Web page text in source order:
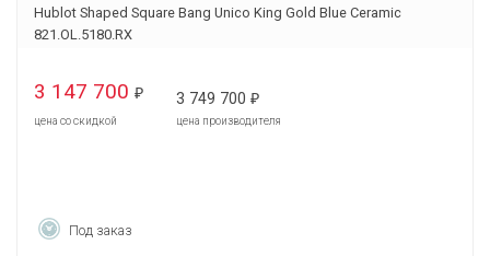
Hublot Shaped Square Bang Unico King Gold Blue Ceramic
821.OL.5180.RX
3 147 700 ₽
цена со скидкой
3 749 700 ₽
цена производителя
Под заказ